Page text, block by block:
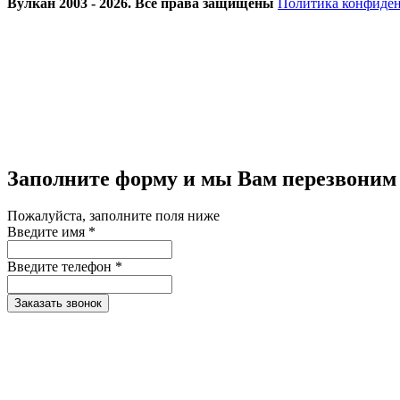
Заполните форму и мы Вам перезвоним
Пожалуйста, заполните поля ниже
Введите имя *
Введите телефон *